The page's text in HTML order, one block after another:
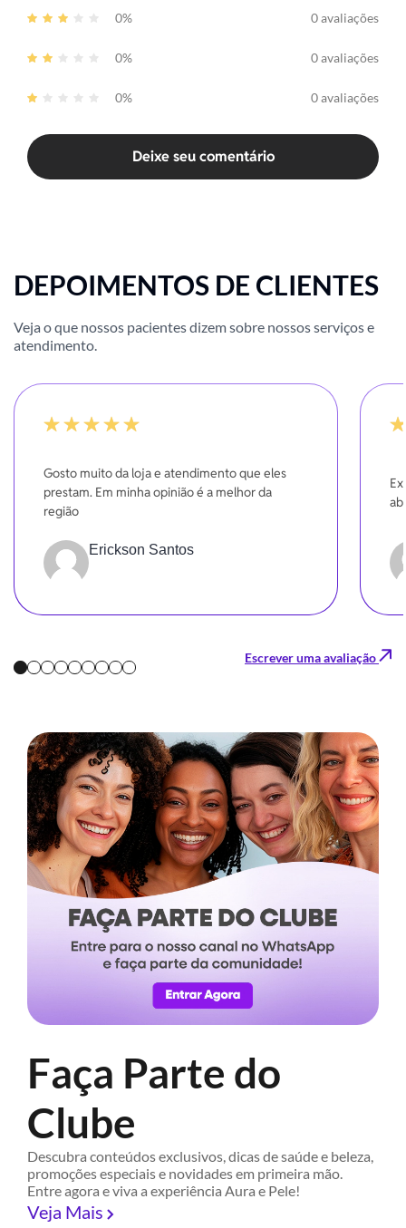
0% 0 avaliações
0% 0 avaliações
0% 0 avaliações
Deixe seu comentário
DEPOIMENTOS DE CLIENTES
Veja o que nossos pacientes dizem sobre nossos serviços e
atendimento.
Gosto muito da loja e atendimento que eles
prestam. Em minha opinião é a melhor da
região
Erickson Santos
Escrever uma avaliação
Faça Parte do
Clube
Descubra conteúdos exclusivos, dicas de saúde e beleza,
promoções especiais e novidades em primeira mão.
Entre agora e viva a experiência Aura e Pele!
Veja Mais